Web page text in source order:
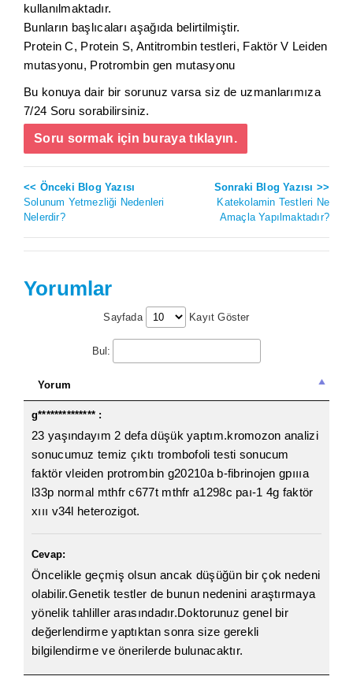
kullanılmaktadır.
Bunların başlıcaları aşağıda belirtilmiştir.
Protein C, Protein S, Antitrombin testleri, Faktör V Leiden
mutasyonu, Protrombin gen mutasyonu
Bu konuya dair bir sorunuz varsa siz de uzmanlarımıza
7/24 Soru sorabilirsiniz.
Soru sormak için buraya tıklayın.
<< Önceki Blog Yazısı
Solunum Yetmezliği Nedenleri
Nelerdir?
Sonraki Blog Yazısı >>
Katekolamin Testleri Ne
Amaçla Yapılmaktadır?
Yorumlar
Sayfada Kayıt Göster
Bul:
Yorum
g************** :
23 yaşındayım 2 defa düşük yaptım.kromozon analizi
sonucumuz temiz çıktı trombofoli testi sonucum
faktör vleiden protrombin g20210a b-fibrinojen gpıııa
l33p normal mthfr c677t mthfr a1298c paı-1 4g faktör
xııı v34l heterozigot.
Cevap:
Öncelikle geçmiş olsun ancak düşüğün bir çok nedeni
olabilir.Genetik testler de bunun nedenini araştırmaya
yönelik tahliller arasındadır.Doktorunuz genel bir
değerlendirme yaptıktan sonra size gerekli
bilgilendirme ve önerilerde bulunacaktır.